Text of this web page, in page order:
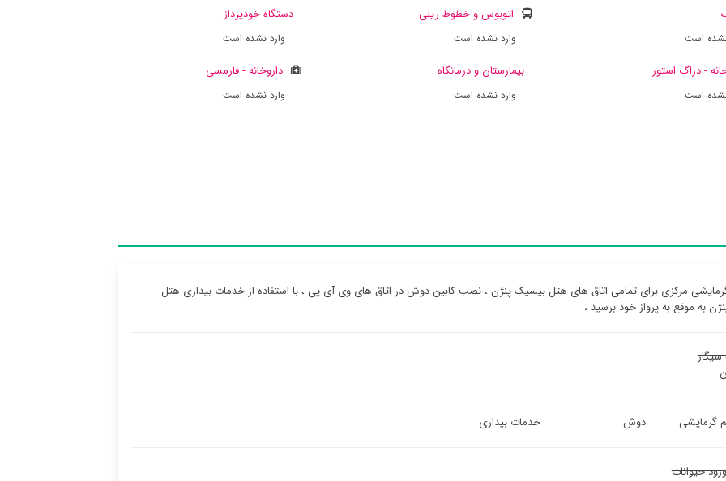
است
اتوبوس و خطوط ریلی
وارد نشده است
دستگاه خودپرداز
وارد نشده است
- دراگ استور
است
بیمارستان و درمانگاه
وارد نشده است
داروخانه - فارمسی
وارد نشده است
مرکزی برای تمامی اتاق های هتل بیسیک پنژن ، نصب کابین دوش در اتاق های وی آی پی ، با استفاده از خدمات بیداری هتل
به موقع به پرواز خود برسید ،
گرمایشی دوش خدمات بیداری
حیوانات